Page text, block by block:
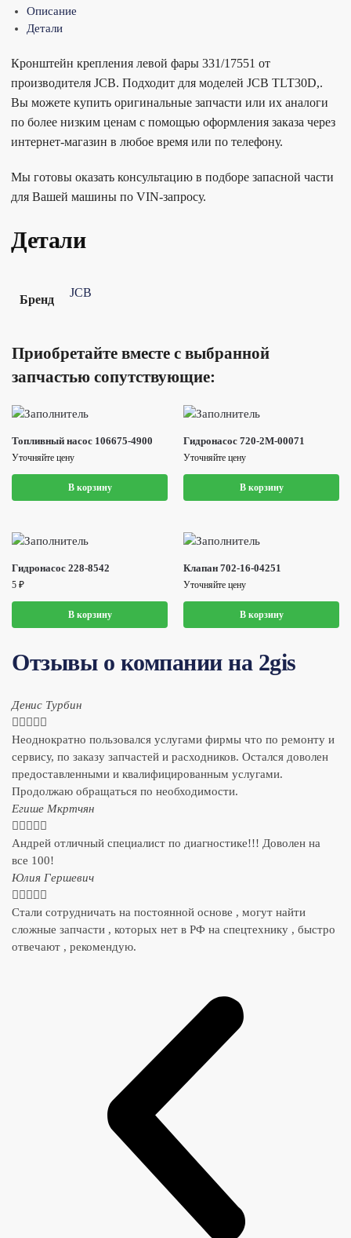
Описание
Детали
Кронштейн крепления левой фары 331/17551 от
производителя JCB. Подходит для моделей JCB TLT30D,.
Вы можете купить оригинальные запчасти или их аналоги
по более низким ценам с помощью оформления заказа через
интернет-магазин в любое время или по телефону.
Мы готовы оказать консультацию в подборе запасной части
для Вашей машины по VIN-запросу.
Детали
Бренд
JCB
Приобретайте вместе с выбранной
запчастью сопутствующие:
Топливный насос 106675-4900
Уточняйте цену
В корзину
Гидронасос 720-2M-00071
Уточняйте цену
В корзину
Гидронасос 228-8542
5 ₽
В корзину
Клапан 702-16-04251
Уточняйте цену
В корзину
Отзывы о компании на 2gis
Денис Турбин
    
Неоднократно пользовался услугами фирмы что по ремонту и
сервису, по заказу запчастей и расходников. Остался доволен
предоставленными и квалифицированным услугами.
Продолжаю обращаться по необходимости.
​Егише Мкртчян
    
Андрей отличный специалист по диагностике!!! Доволен на
все 100!
​Юлия Гершевич
    
Стали сотрудничать на постоянной основе , могут найти
сложные запчасти , которых нет в РФ на спецтехнику , быстро
отвечают , рекомендую.